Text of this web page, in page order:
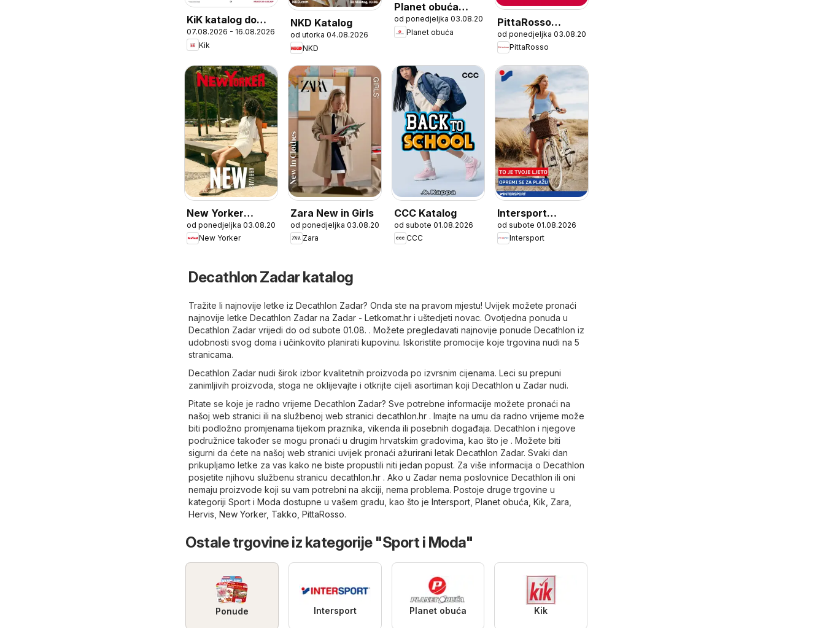
KiK katalog do
16.08.2026
07.08.2026 - 16.08.2026
Kik
NKD Katalog
od utorka 04.08.2026
NKD
Planet obuća
Katalog
od ponedjeljka 03.08.2026
Planet obuća
PittaRosso
Katalog
od ponedjeljka 03.08.2026
PittaRosso
New Yorker
Katalog
od ponedjeljka 03.08.2026
New Yorker
Zara New in Girls
od ponedjeljka 03.08.2026
Zara
CCC Katalog
od subote 01.08.2026
CCC
Intersport
Katalog
od subote 01.08.2026
Intersport
Decathlon Zadar katalog
Tražite li najnovije letke iz Decathlon Zadar? Onda ste na pravom mjestu! Uvijek možete pronaći
najnovije letke Decathlon Zadar na Zadar - Letkomat.hr i uštedjeti novac. Ovotjedna ponuda u
Decathlon Zadar vrijedi do od subote 01.08. . Možete pregledavati najnovije ponude Decathlon iz
udobnosti svog doma i učinkovito planirati kupovinu. Iskoristite promocije koje trgovina nudi na 5
stranicama.
Decathlon Zadar nudi širok izbor kvalitetnih proizvoda po izvrsnim cijenama. Leci su prepuni
zanimljivih proizvoda, stoga ne oklijevajte i otkrijte cijeli asortiman koji Decathlon u Zadar nudi.
Pitate se koje je radno vrijeme Decathlon Zadar? Sve potrebne informacije možete pronaći na
našoj web stranici ili na službenoj web stranici decathlon.hr . Imajte na umu da radno vrijeme može
biti podložno promjenama tijekom praznika, vikenda ili posebnih događaja. Decathlon i njegove
podružnice također se mogu pronaći u drugim hrvatskim gradovima, kao što je . Možete biti
sigurni da ćete na našoj web stranici uvijek pronaći ažurirani letak Decathlon Zadar. Svaki dan
prikupljamo letke za vas kako ne biste propustili niti jedan popust. Za više informacija o Decathlon
posjetite njihovu službenu stranicu decathlon.hr . Ako u Zadar nema poslovnice Decathlon ili oni
nemaju proizvode koji su vam potrebni na akciji, nema problema. Postoje druge trgovine u
kategoriji Sport i Moda dostupne u vašem gradu, kao što je Intersport Planet obuća Kik Zara
Hervis New Yorker, Takko PittaRosso.
Ostale trgovine iz kategorije "Sport i Moda"
Ponude Intersport Planet obuća Kik